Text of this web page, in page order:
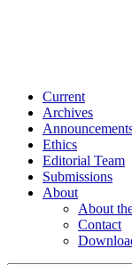
Current
Archives
Ethics
Editorial Team
Submissions
About
About
Contact